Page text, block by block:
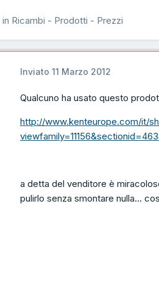
in Ricambi - Prodotti - Prezzi
Inviato 11 Marzo 2012
Qualcuno ha usato questo
http://www.kenteurope.com/it/
a detta del venditore è
pulirlo senza smontare nulla...